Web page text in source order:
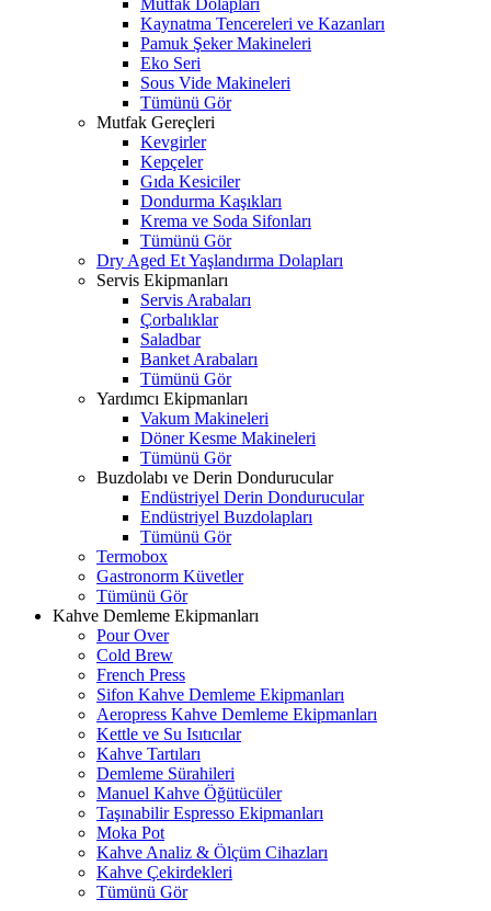
Mutfak Dolapları
Kaynatma Tencereleri ve Kazanları
Pamuk Şeker Makineleri
Eko Seri
Sous Vide Makineleri
Tümünü Gör
Mutfak Gereçleri
Kevgirler
Kepçeler
Gıda Kesiciler
Dondurma Kaşıkları
Krema ve Soda Sifonları
Tümünü Gör
Dry Aged Et Yaşlandırma Dolapları
Servis Ekipmanları
Servis Arabaları
Çorbalıklar
Saladbar
Banket Arabaları
Tümünü Gör
Yardımcı Ekipmanları
Vakum Makineleri
Döner Kesme Makineleri
Tümünü Gör
Buzdolabı ve Derin Dondurucular
Endüstriyel Derin Dondurucular
Endüstriyel Buzdolapları
Tümünü Gör
Termobox
Gastronorm Küvetler
Tümünü Gör
Kahve Demleme Ekipmanları
Pour Over
Cold Brew
French Press
Sifon Kahve Demleme Ekipmanları
Aeropress Kahve Demleme Ekipmanları
Kettle ve Su Isıtıcılar
Kahve Tartıları
Demleme Sürahileri
Manuel Kahve Öğütücüler
Taşınabilir Espresso Ekipmanları
Moka Pot
Kahve Analiz & Ölçüm Cihazları
Kahve Çekirdekleri
Tümünü Gör